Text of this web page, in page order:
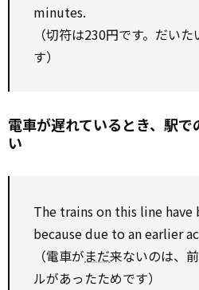
minutes.
（切符は230円です。だい
す）
電車が遅れているとき、駅
い
The trains on this line have
becausedue toan earlier
（電車がまだ来ないのは、
ルがあったためです）